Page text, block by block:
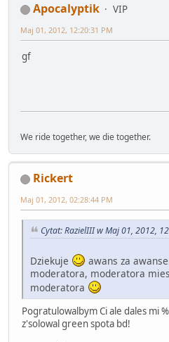
Apocalyptik
VIP
Maj 01, 2012, 12:20:31 PM
gf
We ride together, we die together.
Rickert
Maj 01, 2012, 02:28:44 PM
Cytat: RazielIII w Maj 01, 2012,
Dziekuje
awans za
moderatora, moderatora
moderatora
Pogratulowalbym Ci ale dales mi
z'solowal green spota bd!